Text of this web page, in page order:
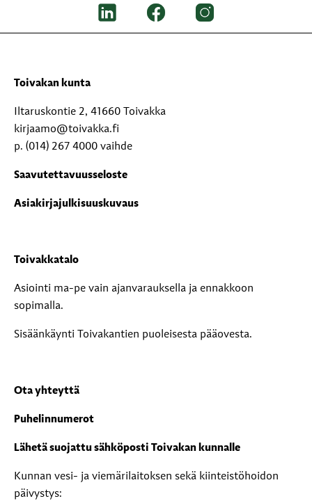
Toivakan kunta
Iltaruskontie 2, 41660 Toivakka
kirjaamo@toivakka.fi
p. (014) 267 4000 vaihde
Saavutettavuusseloste
Asiakirjajulkisuuskuvaus
Toivakkatalo
Asiointi ma-pe vain ajanvarauksella ja ennakkoon
sopimalla.
Sisäänkäynti Toivakantien puoleisesta pääovesta.
Ota yhteyttä
Puhelinnumerot
Lähetä suojattu sähköposti Toivakan kunnalle
Kunnan vesi- ja viemärilaitoksen sekä kiinteistöhoidon
päivystys: